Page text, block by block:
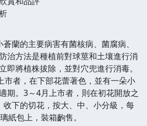
蘭的主要病害有菌核病、菌腐病、
治方法是種植前對球莖和土壤進行消
即將植株拔除，並對穴兜進行消毒。
市者，在下部花蕾著色，並有一朵小
期。3～4月上市者，則在初花開放之
收下的切花，按大、中、小分級，每
紙包上，裝箱齣售。